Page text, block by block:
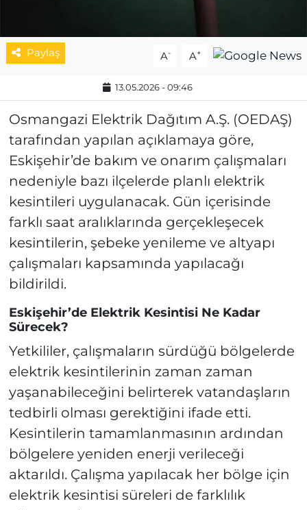
Paylaş A- A+
13.05.2026 - 09:46
Osmangazi Elektrik Dağıtım A.Ş. (OEDAŞ)
tarafından yapılan açıklamaya göre,
Eskişehir’de bakım ve onarım çalışmaları
nedeniyle bazı ilçelerde planlı elektrik
kesintileri uygulanacak. Gün içerisinde
farklı saat aralıklarında gerçekleşecek
kesintilerin, şebeke yenileme ve altyapı
çalışmaları kapsamında yapılacağı
bildirildi.
Eskişehir’de Elektrik Kesintisi Ne Kadar
Sürecek?
Yetkililer, çalışmaların sürdüğü bölgelerde
elektrik kesintilerinin zaman zaman
yaşanabileceğini belirterek vatandaşların
tedbirli olması gerektiğini ifade etti.
Kesintilerin tamamlanmasının ardından
bölgelere yeniden enerji verileceği
aktarıldı. Çalışma yapılacak her bölge için
elektrik kesintisi süreleri de farklılık